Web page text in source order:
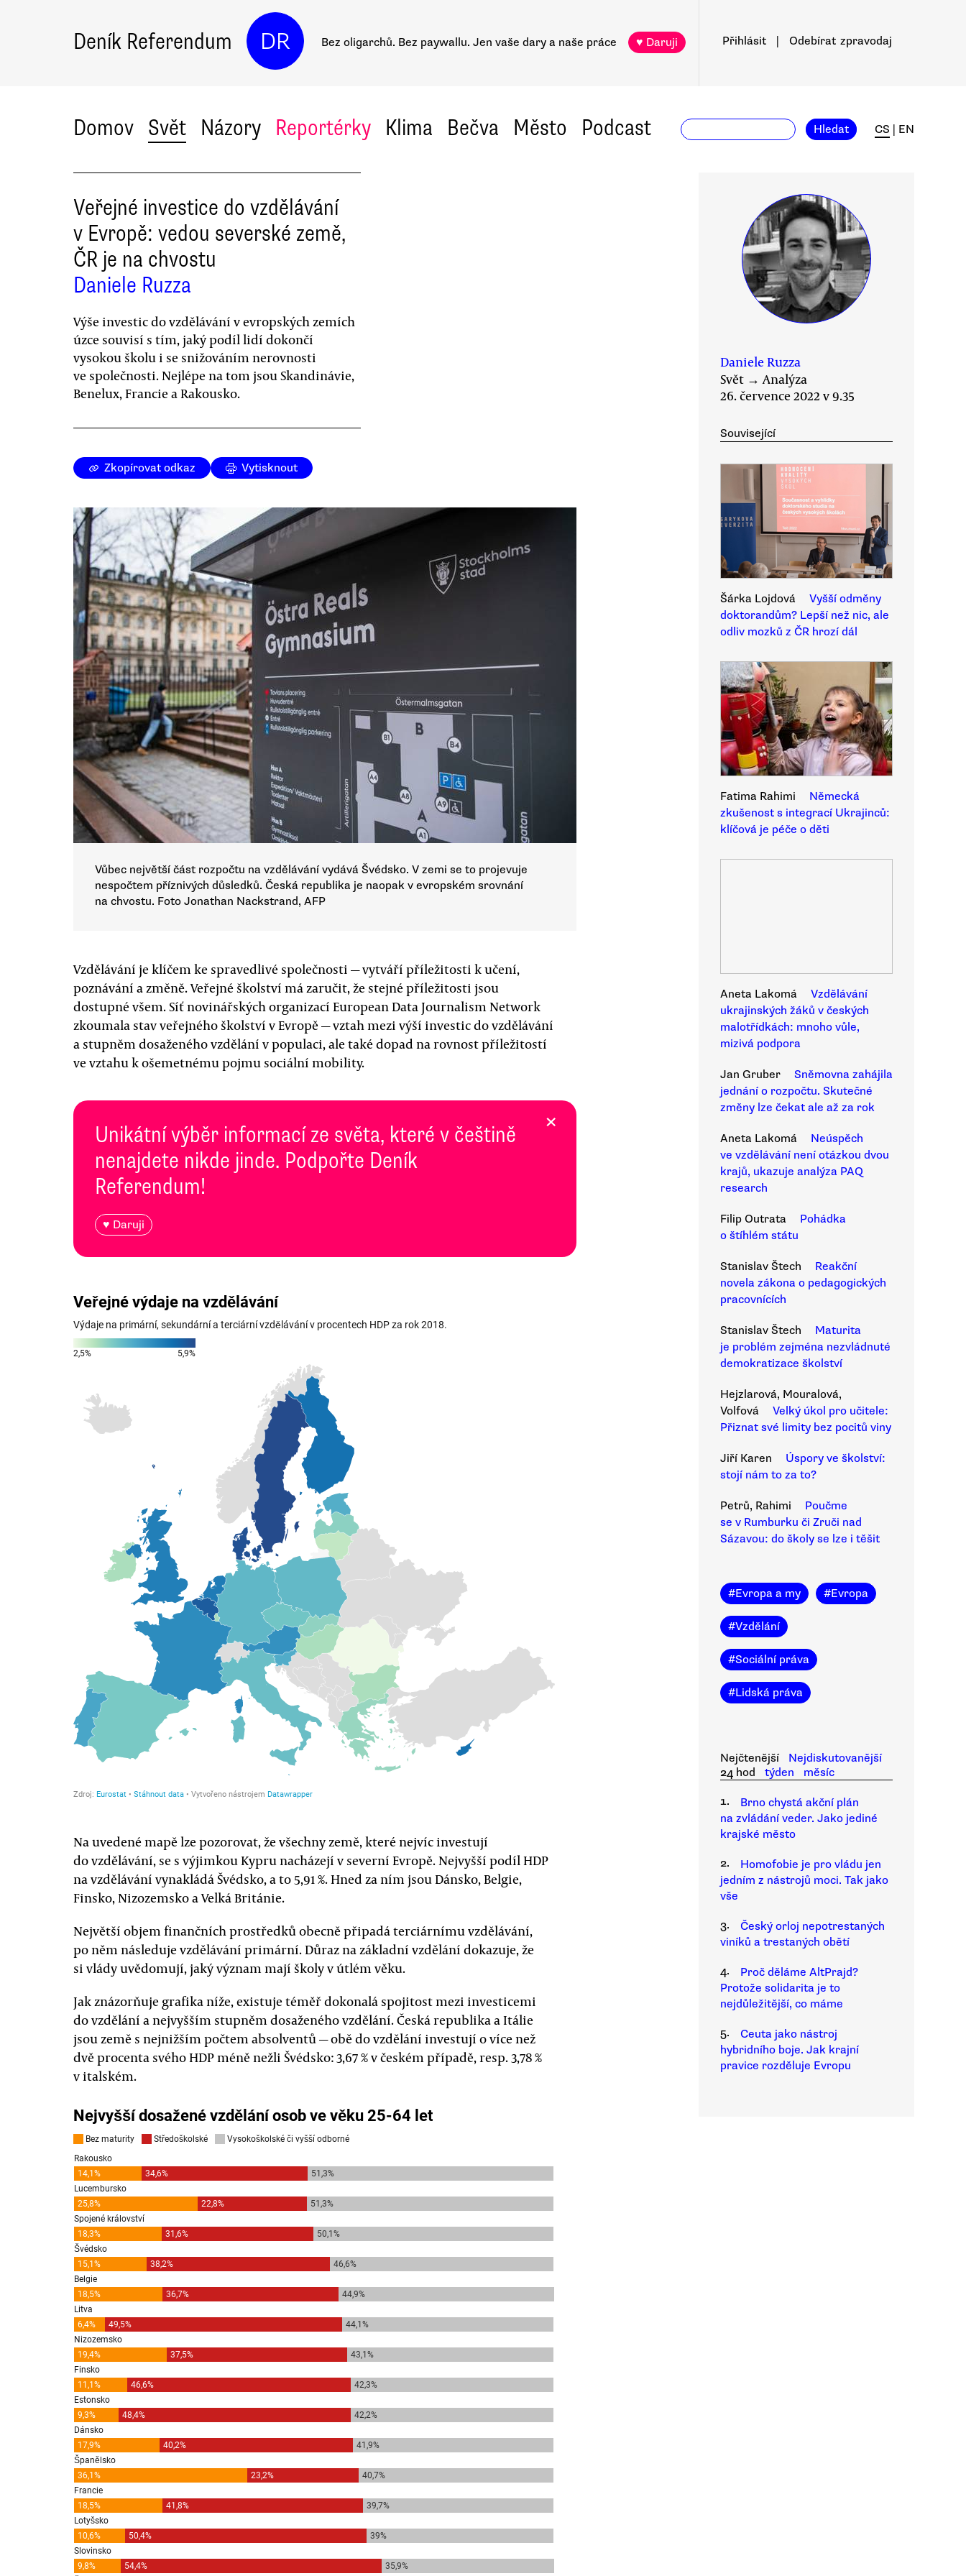
Deník Referendum DR Bez oligarchů. Bez paywallu. Jen vaše dary a naše práce ♥ Daruji Přihlásit Odebírat zpravodaj
Domov Svět Názory Reportérky Klima Bečva Město Podcast Hledat CS EN
Veřejné investice do vzdělávání
v Evropě: vedou severské země,
ČR je na chvostu
Daniele Ruzza
Výše investic do vzdělávání v evropských zemích
úzce souvisí s tím, jaký podíl lidí dokončí
vysokou školu i se snižováním nerovnosti
ve společnosti. Nejlépe na tom jsou Skandinávie,
Benelux, Francie a Rakousko.
Zkopírovat odkaz Vytisknout
Vůbec největší část rozpočtu na vzdělávání vydává Švédsko. V zemi se to projevuje
nespočtem příznivých důsledků. Česká republika je naopak v evropském srovnání
na chvostu. Foto Jonathan Nackstrand, AFP
Vzdělávání je klíčem ke spravedlivé společnosti — vytváří příležitosti k učení,
poznávání a změně. Veřejné školství má zaručit, že stejné příležitosti jsou
dostupné všem. Síť novinářských organizací European Data Journalism Network
zkoumala stav veřejného školství v Evropě — vztah mezi výší investic do vzdělávání
a stupněm dosaženého vzdělání v populaci, ale také dopad na rovnost příležitostí
ve vztahu k ošemetnému pojmu sociální mobility.
Unikátní výběr informací ze světa, které v češtině
nenajdete nikde jinde. Podpořte Deník
Referendum!
♥ Daruji
×
Na uvedené mapě lze pozorovat, že všechny země, které nejvíc investují
do vzdělávání, se s výjimkou Kypru nacházejí v severní Evropě. Nejvyšší podíl HDP
na vzdělávání vynakládá Švédsko, a to 5,91 %. Hned za ním jsou Dánsko, Belgie,
Finsko, Nizozemsko a Velká Británie.
Největší objem finančních prostředků obecně připadá terciárnímu vzdělávání,
po něm následuje vzdělávání primární. Důraz na základní vzdělání dokazuje, že
si vlády uvědomují, jaký význam mají školy v útlém věku.
Jak znázorňuje grafika níže, existuje téměř dokonalá spojitost mezi investicemi
do vzdělání a nejvyšším stupněm dosaženého vzdělání. Česká republika a Itálie
jsou země s nejnižším počtem absolventů — obě do vzdělání investují o více než
dvě procenta svého HDP méně nežli Švédsko: 3,67 % v českém případě, resp. 3,78 %
v italském.
Daniele Ruzza
Svět →Analýza
26. července 2022 v 9.35
Související
Šárka Lojdová
Vyšší odměny
doktorandům? Lepší než nic, ale
odliv mozků z ČR hrozí dál
Fatima Rahimi
Německá
zkušenost s integrací Ukrajinců:
klíčová je péče o děti
Aneta Lakomá
Vzdělávání
ukrajinských žáků v českých
malotřídkách: mnoho vůle,
mizivá podpora
Jan Gruber
Sněmovna zahájila
jednání o rozpočtu. Skutečné
změny lze čekat ale až za rok
Aneta Lakomá
Neúspěch
ve vzdělávání není otázkou dvou
krajů, ukazuje analýza PAQ
research
Filip Outrata
Pohádka
o štíhlém státu
Stanislav Štech
Reakční
novela zákona o pedagogických
pracovnících
Stanislav Štech
Maturita
je problém zejména nezvládnuté
demokratizace školství
Hejzlarová, Mouralová,
Volfová
Velký úkol pro učitele:
Přiznat své limity bez pocitů viny
Jiří Karen
Úspory ve školství:
stojí nám to za to?
Petrů, Rahimi
Poučme
se v Rumburku či Zruči nad
Sázavou: do školy se lze i těšit
#Evropa a my #Evropa
#Vzdělání
#Sociální práva
#Lidská práva
Nejčtenější
Nejdiskutovanější
24 hod
týden
měsíc
1.
Brno chystá akční plán
na zvládání veder. Jako jediné
krajské město
2.
Homofobie je pro vládu jen
jedním z nástrojů moci. Tak jako
vše
3.
Český orloj nepotrestaných
viníků a trestaných obětí
4.
Proč děláme AltPrajd?
Protože solidarita je to
nejdůležitější, co máme
5.
Ceuta jako nástroj
hybridního boje. Jak krajní
pravice rozděluje Evropu